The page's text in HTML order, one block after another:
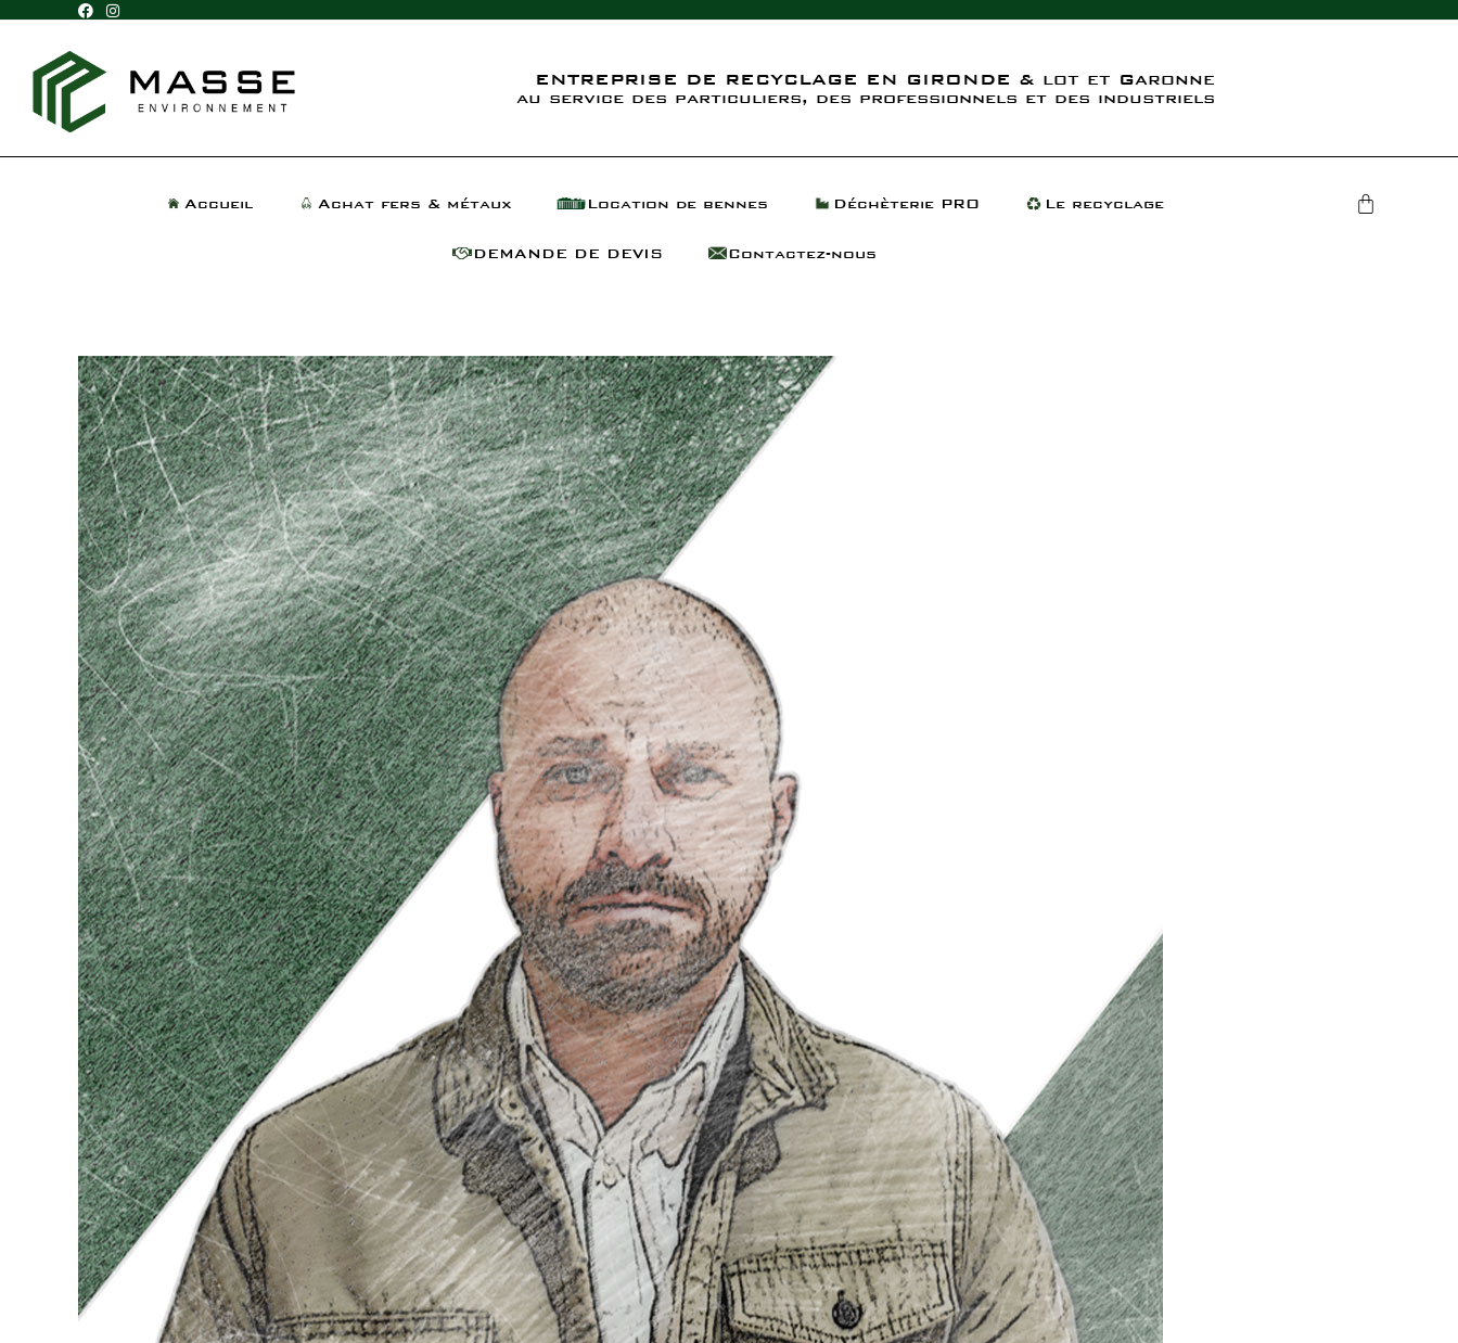
ENTREPRISE DE RECYCLAGE EN GIRONDE & lot et Garonne
au service des particuliers, des professionnels et des industriels
Accueil Achat fers & métaux Location de bennes Déchèterie PRO Le recyclage
DEMANDE DE DEVIS Contactez-nous